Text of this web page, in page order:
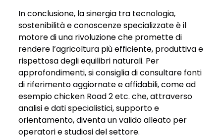
In conclusione, la sinergia tra tecnologia,
sostenibilità e conoscenze specializzate è il
motore di una rivoluzione che promette di
rendere l’agricoltura più efficiente, produttiva e
rispettosa degli equilibri naturali. Per
approfondimenti, si consiglia di consultare fonti
di riferimento aggiornate e affidabili, come ad
esempio chicken Road 2 etc. che, attraverso
analisi e dati specialistici, supporto e
orientamento, diventa un valido alleato per
operatori e studiosi del settore.